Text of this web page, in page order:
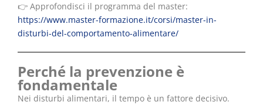
👉 Approfondisci il programma del master:
https://www.master-formazione.it/corsi/master-in-
disturbi-del-comportamento-alimentare/
Perché la prevenzione è
fondamentale
Nei disturbi alimentari, il tempo è un fattore decisivo.